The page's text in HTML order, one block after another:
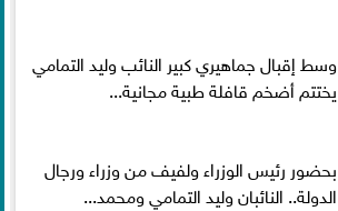
وسط إقبال جماهيري كبير النائب وليد التمامي
يختتم أضخم قافلة طبية مجانية...
بحضور رئيس الوزراء ولفيف من وزراء ورجال
الدولة.. النائبان وليد التمامي ومحمد...